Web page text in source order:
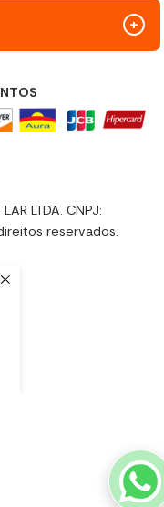
LTDA. CNPJ:
reservados.